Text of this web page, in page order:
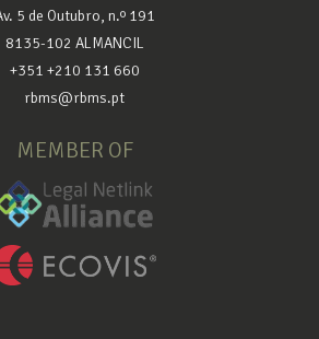
5 de Outubro, n.º 191
8135-102 ALMANCIL
+351 +210 131 660
rbms@rbms.pt
MEMBER OF